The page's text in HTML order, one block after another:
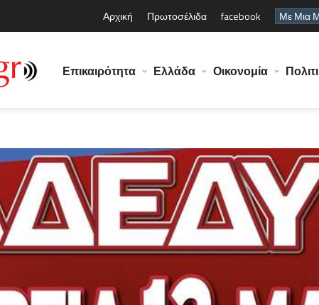
Αρχική Πρωτοσέλιδα facebook Με Μια
Επικαιρότητα Ελλάδα Οικονομία